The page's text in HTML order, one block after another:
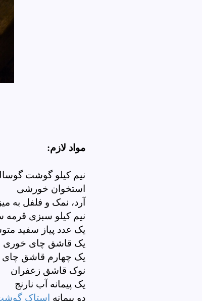
مواد لازم:
نیم کیلو گوشت
استخوان خورشی
آرد، نمک و فلفل به
نیم کیلو سبزی
یک عدد پیاز سفید
یک قاشق چای خوری
یک چهارم قاشق چای
نوک قاشق زعفران
یک پیمانه آب نارنج
دو پیمانه استاک